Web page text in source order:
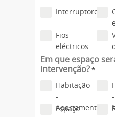
Interruptores
Fios
eléctricos
Em que espaço
intervenção? *
Habitação
-
Apartamento
-
Espaço